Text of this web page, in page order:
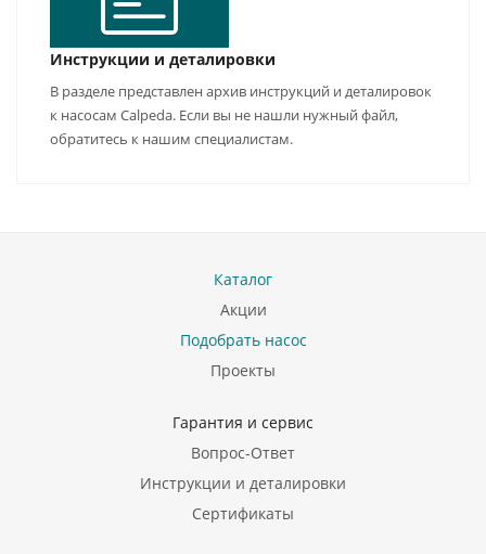
Инструкции и деталировки
В разделе представлен архив инструкций и деталировок
к насосам Calpeda. Если вы не нашли нужный файл,
обратитесь к нашим специалистам.
Каталог
Акции
Подобрать насос
Проекты
Гарантия и сервис
Вопрос-Ответ
Инструкции и деталировки
Сертификаты